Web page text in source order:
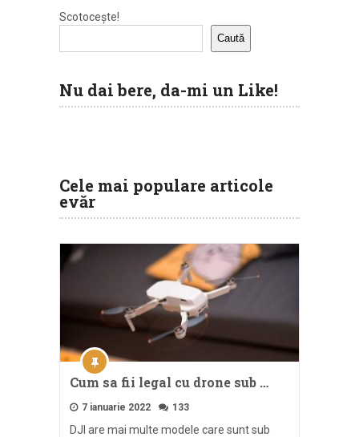
Scotocește!
Caută
Nu dai bere, da-mi un Like!
Cele mai populare articole
evăr
Cum sa fii legal cu drone sub …
7 ianuarie 2022 133
DJI are mai multe modele care sunt sub